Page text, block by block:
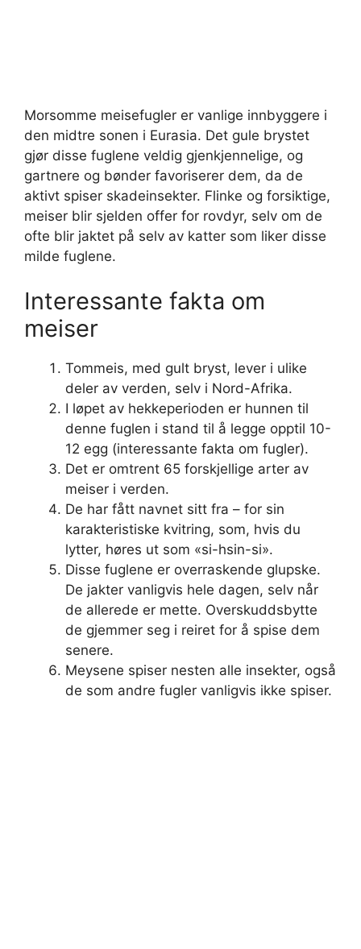
Morsomme meisefugler er vanlige innbyggere i
den midtre sonen i Eurasia. Det gule brystet
gjør disse fuglene veldig gjenkjennelige, og
gartnere og bønder favoriserer dem, da de
aktivt spiser skadeinsekter. Flinke og forsiktige,
meiser blir sjelden offer for rovdyr, selv om de
ofte blir jaktet på selv av katter som liker disse
milde fuglene.
Interessante fakta om
meiser
Tommeis, med gult bryst, lever i ulike
deler av verden, selv i Nord-Afrika.
I løpet av hekkeperioden er hunnen til
denne fuglen i stand til å legge opptil 10-
12 egg (interessante fakta om fugler).
Det er omtrent 65 forskjellige arter av
meiser i verden.
De har fått navnet sitt fra – for sin
karakteristiske kvitring, som, hvis du
lytter, høres ut som «si-hsin-si».
Disse fuglene er overraskende glupske.
De jakter vanligvis hele dagen, selv når
de allerede er mette. Overskuddsbytte
de gjemmer seg i reiret for å spise dem
senere.
Meysene spiser nesten alle insekter, også
de som andre fugler vanligvis ikke spiser.